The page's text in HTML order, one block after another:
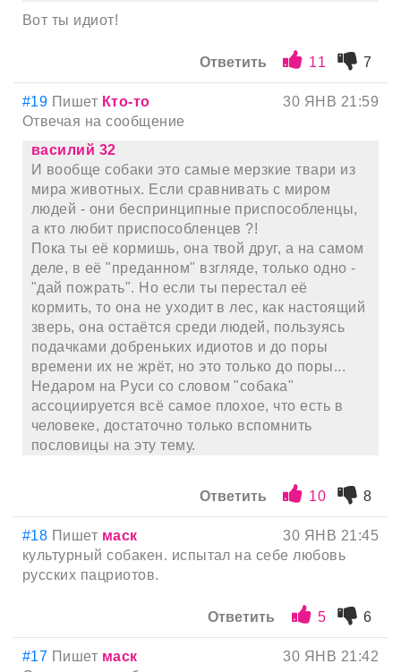
Вот ты идиот!
Ответить 11 7
#19 Пишет Кто-то
30 ЯНВ 21:59
Отвечая на сообщение
василий 32
И вообще собаки это самые мерзкие твари из
мира животных. Если сравнивать с миром
людей - они беспринципные приспособленцы,
а кто любит приспособленцев ?!
Пока ты её кормишь, она твой друг, а на самом
деле, в её "преданном" взгляде, только одно -
"дай пожрать". Но если ты перестал её
кормить, то она не уходит в лес, как настоящий
зверь, она остаётся среди людей, пользуясь
подачками добреньких идиотов и до поры
времени их не жрёт, но это только до поры...
Недаром на Руси со словом "собака"
ассоциируется всё самое плохое, что есть в
человеке, достаточно только вспомнить
пословицы на эту тему.
Ответить 10 8
#18 Пишет маск
30 ЯНВ 21:45
культурный собакен. испытал на себе любовь
русских пацриотов.
Ответить 5 6
#17 Пишет маск
30 ЯНВ 21:42